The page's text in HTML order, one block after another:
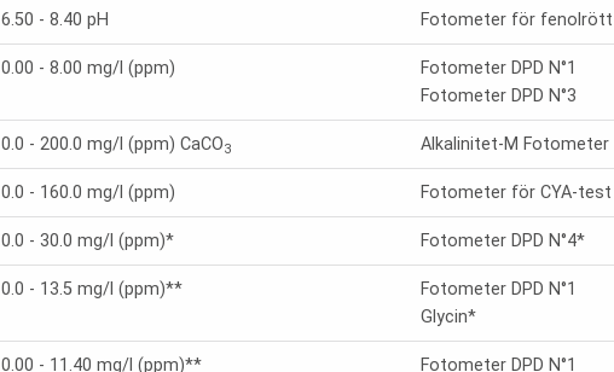
6.50 - 8.40 pH Fotometer för fenolrött
0.00 - 8.00 mg/l (ppm)
Fotometer DPD N°1
Fotometer DPD N°3
0.0 - 200.0 mg/l (ppm) CaCO3 Alkalinitet-M Fotometer
0.0 - 160.0 mg/l (ppm) Fotometer för CYA-test
0.0 - 30.0 mg/l (ppm)* Fotometer DPD N°4*
0.0 - 13.5 mg/l (ppm)**
Fotometer DPD N°1
Glycin*
0.00 - 11.40 mg/l (ppm)**
Fotometer DPD N°1